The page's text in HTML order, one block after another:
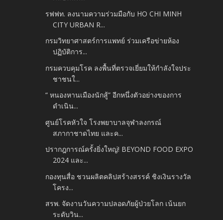
รฟฟท. ลงนามความร่วมมือกับ HO CHI MINH
CITY URBAN R...
กรมวิทยาศาสตร์การแพทย์ ร่วมเครือข่ายห้อง
ปฏิบัติการ...
กรมควบคุมโรค ลงพื้นที่ตรวจเยี่ยมให้กำลังใจประ
ชาชนใ...
“ หนองหานเมืองนักสู้” อีกหนึ่งตัวอย่างของการ
ดำเนิน...
ศูนย์โรคหัวใจ โรงพยาบาลจุฬาลงกรณ์
สภากาชาดไทย และค...
ปรากฎการณ์ครั้งยิ่งใหญ่! BEYOND FOOD EXPO
2024 และ...
กองทุนสื่อ ชวนผลิตคลิปสร้างสรรค์ ชิงเงินรางวัล
โครง...
สรพ. จัดงานวันความปลอดภัยผู้ป่วยโลก เน้นยก
ระดับวิน...